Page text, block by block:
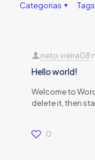
Categorias Tags
neto.vieira08
Hello world!
Welcome to
delete it, then
0